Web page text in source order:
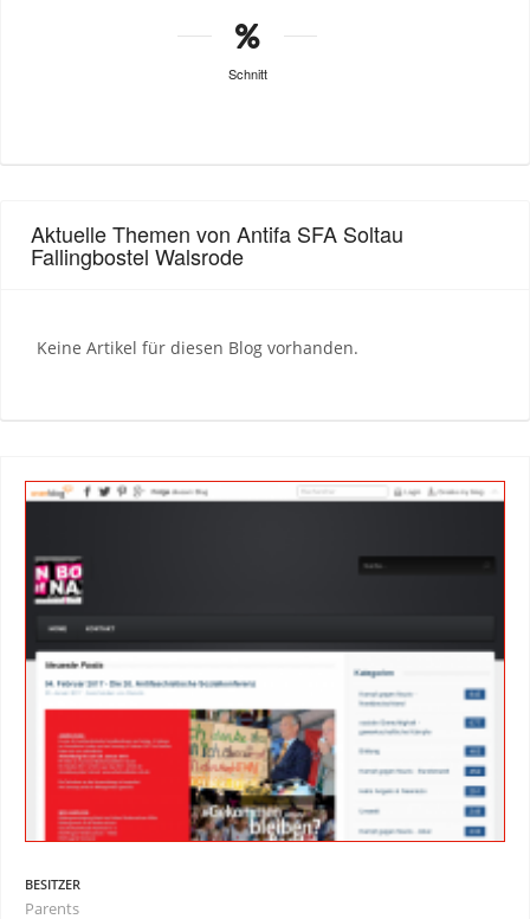
Schnitt
Aktuelle Themen von Antifa SFA Soltau
Fallingbostel Walsrode
Keine Artikel für diesen Blog vorhanden.
BESITZER
Parents